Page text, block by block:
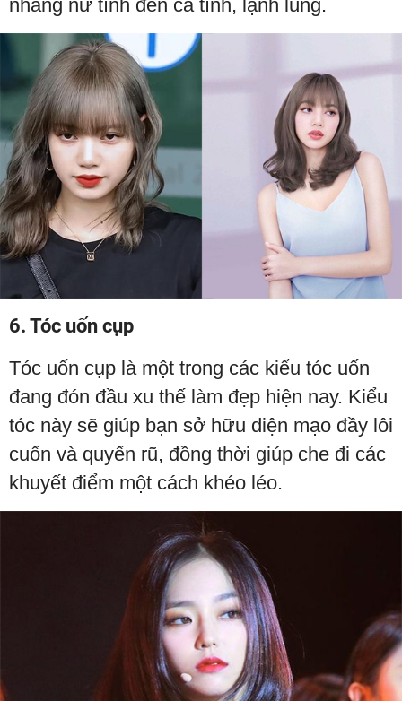
nhàng nữ tính đến cá tính, lạnh lùng.
6. Tóc uốn cụp
Tóc uốn cụp là một trong các kiểu tóc uốn
đang đón đầu xu thế làm đẹp hiện nay. Kiểu
tóc này sẽ giúp bạn sở hữu diện mạo đầy lôi
cuốn và quyến rũ, đồng thời giúp che đi các
khuyết điểm một cách khéo léo.